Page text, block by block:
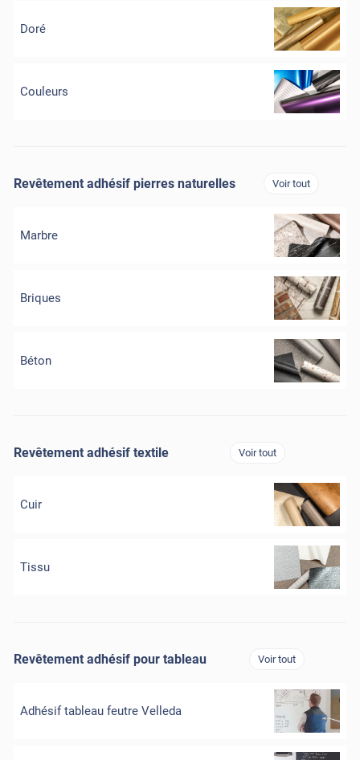
Doré
Couleurs
Revêtement adhésif pierres naturelles Voir tout
Marbre
Briques
Béton
Revêtement adhésif textile Voir tout
Cuir
Tissu
Revêtement adhésif pour tableau Voir tout
Adhésif tableau feutre Velleda